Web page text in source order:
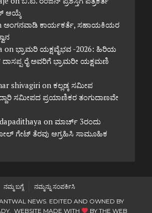
ಆಯ್ಕೆ
ಅಂಗನವಾಡಿ ಕಾರ್ಯಕರ್ತೆ, ಸಹಾಯಕಿಯರ
on ಭ್ರಾಮರಿ ಯಕ್ಷವೈಭವ -2026: ಹಿರಿಯ
ರೈ ಅವರಿಗೆ ಭ್ರಾಮರೀ ಯಕ್ಷಮಣಿ
shivagirion ಕಲ್ಲಡ್ಕ ಸಮೀಪ
ಸಮೀಪದ ಪ್ರಯಾಣಿಕರ ತಂಗುದಾಣವೇ
on ಮಾರ್ಚ್ 3ರಂದು
ಗೇಟ್ ತೆರವು ಆಗ್ರಹಿಸಿ ಸಾಮೂಹಿಕ
ನಮ್ಮ ಬಗ್ಗೆ
ನಮ್ಮನ್ನು ಸಂಪರ್ಕಿಸಿ
NEWS. EDITED AND OWNED BY
WEBSITE MADE WITH
BY THE WEB